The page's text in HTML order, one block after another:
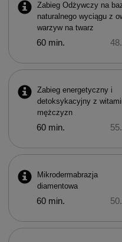
Zabieg Odżywczy na
naturalnego wyciągu z
warzyw na twarz
60 min.
Zabieg energetyczny i
detoksykacyjny z
mężczyzn
60 min.
Mikrodermabrazja
diamentowa
60 min.